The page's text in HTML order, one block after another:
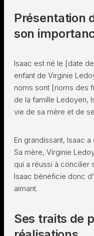
Présentation
son
Isaac est né le [date
enfant de Virginie
noms sont [noms des
de la famille Ledoyen,
vie de sa mère et de
En grandissant, Isaac a
Sa mère, Virginie
qui a réussi à concilier
Isaac bénéficie donc
aimant.
Ses traits de